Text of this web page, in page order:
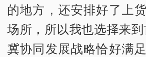
的地方，还安排好了上
场所，所以我也选择来
冀协同发展战略恰好满